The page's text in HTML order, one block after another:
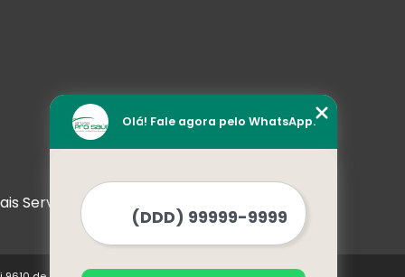
Serviços
Olá! Fale agora pelo WhatsApp.